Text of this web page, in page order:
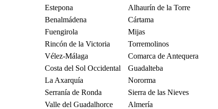
Estepona
Alhaurín de la Torre
Benalmádena
Cártama
Fuengirola
Mijas
Rincón de la Victoria
Torremolinos
Vélez-Málaga
Comarca de Antequera
Costa del Sol Occidental
Guadalteba
La Axarquía
Nororma
Serranía de Ronda
Sierra de las Nieves
Valle del Guadalhorce
Almería